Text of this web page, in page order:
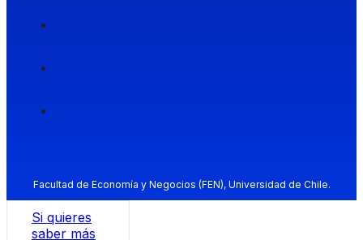
Facultad de Economía y Negocios (FEN), Universidad de Chile.
Si quieres
saber más